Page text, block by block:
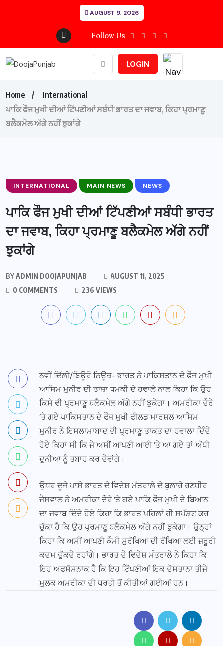
AUGUST 9, 2026
Follow Us
LOGIN
Home
International
ਪਾਕਿ ਫੌਜ ਮੁਖੀ ਦੀਆਂ ਟਿੱਪਣੀਆਂ ਸਬੰਧੀ ਭਾਰਤ ਦਾ ਜਵਾਬ, ਕਿਹਾ ਪ੍ਰਮਾਣੂ
ਬਲੈਕਮੇਲ ਅੱਗੇ ਨਹੀਂ ਝੁਕਾਂਗੇ
INTERNATIONAL MAIN NEWS NEWS
ਪਾਕਿ ਫੌਜ ਮੁਖੀ ਦੀਆਂ ਟਿੱਪਣੀਆਂ ਸਬੰਧੀ ਭਾਰਤ
ਦਾ ਜਵਾਬ, ਕਿਹਾ ਪ੍ਰਮਾਣੂ ਬਲੈਕਮੇਲ ਅੱਗੇ ਨਹੀਂ
ਝੁਕਾਂਗੇ
BYADMIN DOOJAPUNJAB
AUGUST 11, 2025
0 COMMENTS
236 VIEWS
ਨਵੀਂ ਦਿੱਲੀ/ਬਿਊਰੋ ਨਿਊਜ਼- ਭਾਰਤ ਨੇ ਪਾਕਿਸਤਾਨ ਦੇ ਫੌਜ ਮੁਖੀ
ਆਸਿਮ ਮੁਨੀਰ ਦੀ ਤਾਜ਼ਾ ਧਮਕੀ ਦੇ ਹਵਾਲੇ ਨਾਲ ਕਿਹਾ ਕਿ ਉਹ
ਕਿਸੇ ਵੀ ਪ੍ਰਮਾਣੂ ਬਲੈਕਮੇਲ ਅੱਗੇ ਨਹੀਂ ਝੁਕੇਗਾ। ਅਮਰੀਕਾ ਦੌਰੇ
’ਤੇ ਗਏ ਪਾਕਿਸਤਾਨ ਦੇ ਫੌਜ ਮੁਖੀ ਫੀਲਡ ਮਾਰਸ਼ਲ ਆਸਿਮ
ਮੁਨੀਰ ਨੇ ਇਸਲਾਮਾਬਾਦ ਦੀ ਪ੍ਰਮਾਣੂ ਤਾਕਤ ਦਾ ਹਵਾਲਾ ਦਿੰਦੇ
ਹੋਏ ਕਿਹਾ ਸੀ ਕਿ ਜੇ ਅਸੀਂ ਆਪਣੀ ਆਈ ’ਤੇ ਆ ਗਏ ਤਾਂ ਅੱਧੀ
ਦੁਨੀਆ ਨੂੰ ਤਬਾਹ ਕਰ ਦੇਵਾਂਗੇ।
ਉਧਰ ਦੂਜੇ ਪਾਸੇ ਭਾਰਤ ਦੇ ਵਿਦੇਸ਼ ਮੰਤਰਾਲੇ ਦੇ ਬੁਲਾਰੇ ਰਣਧੀਰ
ਜੈਸਵਾਲ ਨੇ ਅਮਰੀਕਾ ਦੌਰੇ ’ਤੇ ਗਏ ਪਾਕਿ ਫੌਜ ਮੁਖੀ ਦੇ ਬਿਆਨ
ਦਾ ਜਵਾਬ ਦਿੰਦੇ ਹੋਏ ਕਿਹਾ ਕਿ ਭਾਰਤ ਪਹਿਲਾਂ ਹੀ ਸਪੱਸ਼ਟ ਕਰ
ਚੁੱਕਾ ਹੈ ਕਿ ਉਹ ਪ੍ਰਮਾਣੂ ਬਲੈਕਮੇਲ ਅੱਗੇ ਨਹੀਂ ਝੁਕੇਗਾ। ਉਨ੍ਹਾਂ
ਕਿਹਾ ਕਿ ਅਸੀਂ ਆਪਣੀ ਕੌਮੀ ਸੁਰੱਖਿਆ ਦੀ ਰੱਖਿਆ ਲਈ ਜ਼ਰੂਰੀ
ਕਦਮ ਚੁੱਕਦੇ ਰਹਾਂਗੇ। ਭਾਰਤ ਦੇ ਵਿਦੇਸ਼ ਮੰਤਰਾਲੇ ਨੇ ਕਿਹਾ ਕਿ
ਇਹ ਅਫਸੋਸਨਾਕ ਹੈ ਕਿ ਇਹ ਟਿੱਪਣੀਆਂ ਇਕ ਦੋਸਤਾਨਾ ਤੀਜੇ
ਮੁਲਕ ਅਮਰੀਕਾ ਦੀ ਧਰਤੀ ਤੋਂ ਕੀਤੀਆਂ ਗਈਆਂ ਹਨ।